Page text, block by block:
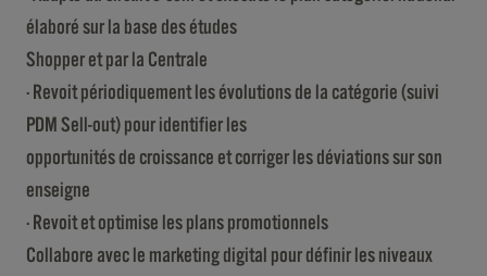
élaboré sur la base des études
Shopper et par la Centrale
· Revoit périodiquement les évolutions de la catégorie (suivi
PDM Sell-out) pour identifier les
opportunités de croissance et corriger les déviations sur son
enseigne
· Revoit et optimise les plans promotionnels
Collabore avec le marketing digital pour définir les niveaux